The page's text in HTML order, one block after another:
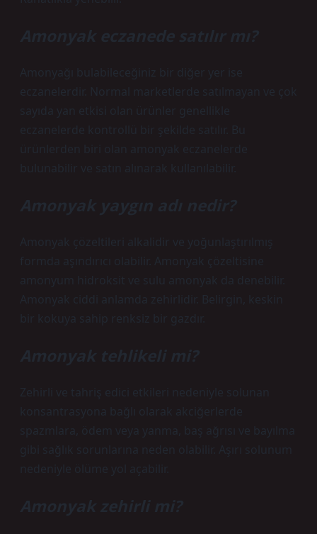
Amonyak eczanede satılır mı?
Amonyağı bulabileceğiniz bir diğer yer ise
eczanelerdir. Normal marketlerde satılmayan ve çok
sayıda yan etkisi olan ürünler genellikle
eczanelerde kontrollü bir şekilde satılır. Bu
ürünlerden biri olan amonyak eczanelerde
bulunabilir ve satın alınarak kullanılabilir.
Amonyak yaygın adı nedir?
Amonyak çözeltileri alkalidir ve yoğunlaştırılmış
formda aşındırıcı olabilir. Amonyak çözeltisine
amonyum hidroksit ve sulu amonyak da denebilir.
Amonyak ciddi anlamda zehirlidir. Belirgin, keskin
bir kokuya sahip renksiz bir gazdır.
Amonyak tehlikeli mi?
Zehirli ve tahriş edici etkileri nedeniyle solunan
konsantrasyona bağlı olarak akciğerlerde
spazmlara, ödem veya yanma, baş ağrısı ve bayılma
gibi sağlık sorunlarına neden olabilir. Aşırı solunum
nedeniyle ölüme yol açabilir.
Amonyak zehirli mi?